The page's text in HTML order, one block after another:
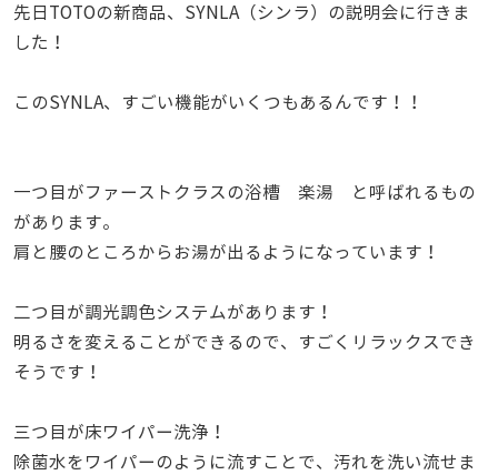
先日TOTOの新商品、SYNLA（シンラ）の説明会に行きま
した！
このSYNLA、すごい機能がいくつもあるんです！！
一つ目がファーストクラスの浴槽 楽湯 と呼ばれるもの
があります。
肩と腰のところからお湯が出るようになっています！
二つ目が調光調色システムがあります！
明るさを変えることができるので、すごくリラックスでき
そうです！
三つ目が床ワイパー洗浄！
除菌水をワイパーのように流すことで、汚れを洗い流せま